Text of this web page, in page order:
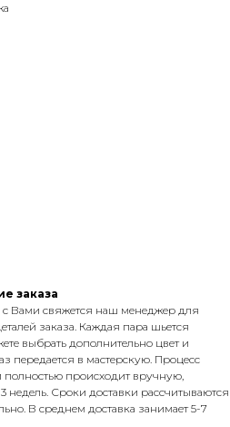
заказа
с Вами свяжется наш менеджер для
заказа. Каждая пара шьется
выбрать дополнительно цвет и
передается в мастерскую. Процесс
происходит вручную,
недель. Сроки доставки рассчитываются
В среднем доставка занимает 5-7